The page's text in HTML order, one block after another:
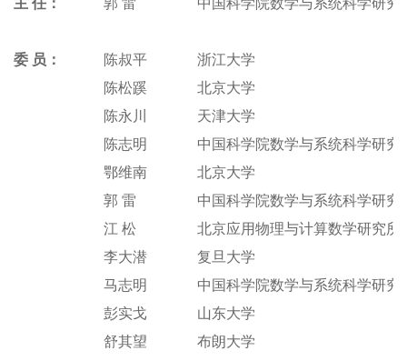
主 任： 郭 雷 中国科学院数学与系统科学研究
委 员： 陈叔平
浙江大学
陈松蹊
北京大学
陈永川
天津大学
陈志明
中国科学院数学与系统科学研究
鄂维南
北京大学
郭 雷
中国科学院数学与系统科学研究
江 松
北京应用物理与计算数学研究所
李大潜
复旦大学
马志明
中国科学院数学与系统科学研究
彭实戈
山东大学
舒其望
布朗大学